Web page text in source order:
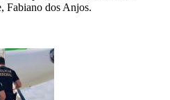
Fabiano dos Anjos.